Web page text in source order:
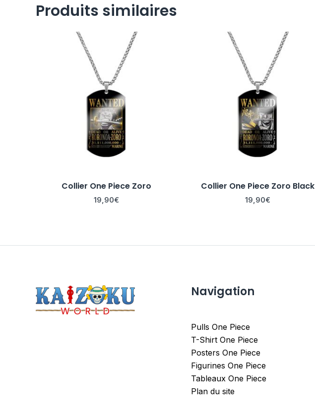
Produits similaires
Collier One Piece Zoro
19,90€
Collier One Piece Zoro Black
19,90€
Navigation
Pulls One Piece
T-Shirt One Piece
Posters One Piece
Figurines One Piece
Tableaux One Piece
Plan du site